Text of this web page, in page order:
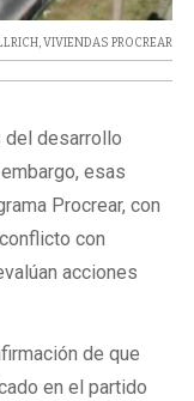
, VIVIENDAS PROCREAR
del desarrollo
esas
Procrear, con
con
acciones
de que
en el partido